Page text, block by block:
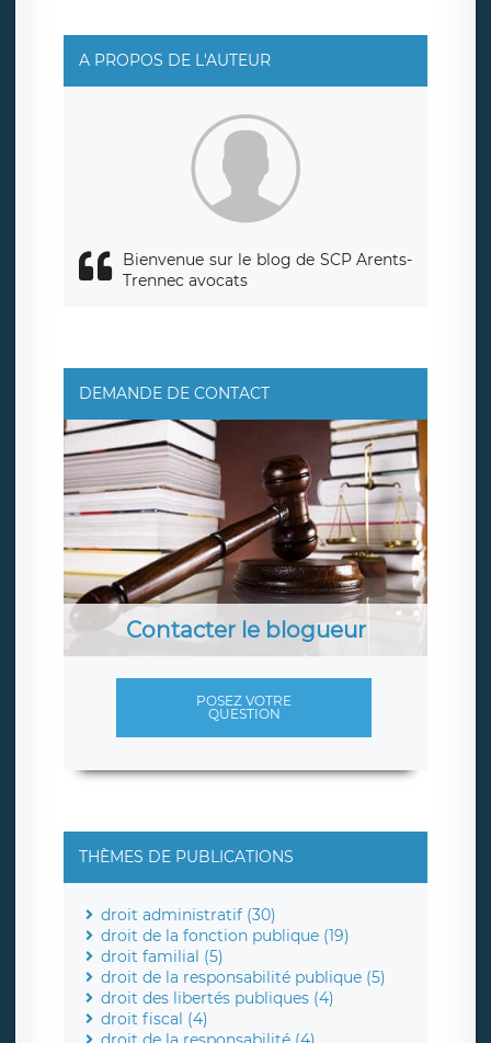
rue Léopold Sédar Senghor, joignable à l’adresse mail :
responsabledetraitement@legavox.fr. Vous avez
également le droit d’introduire une réclamation auprès
d’une autorité de contrôle.
A PROPOS DE L'AUTEUR
Bienvenue sur le blog de SCP Arents-
Trennec avocats
DEMANDE DE CONTACT
Contacter le blogueur
POSEZ VOTRE
QUESTION
THÈMES DE PUBLICATIONS
droit administratif (30)
droit de la fonction publique (19)
droit familial (5)
droit de la responsabilité publique (5)
droit des libertés publiques (4)
droit fiscal (4)